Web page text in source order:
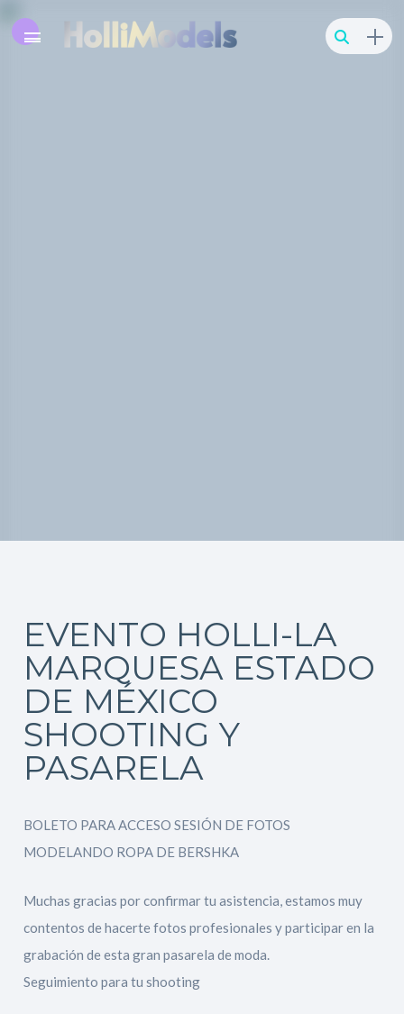
EVENTO HOLLI-LA
MARQUESA ESTADO
DE MÉXICO
SHOOTING Y
PASARELA
BOLETO PARA ACCESO SESIÓN DE FOTOS
MODELANDO ROPA DE BERSHKA
Muchas gracias por confirmar tu asistencia, estamos muy
contentos de hacerte fotos profesionales y participar en la
grabación de esta gran pasarela de moda.
Seguimiento para tu shooting